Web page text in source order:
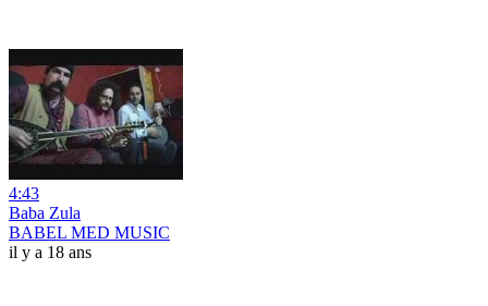
4:43
Baba Zula
BABEL MED MUSIC
il y a 18 ans